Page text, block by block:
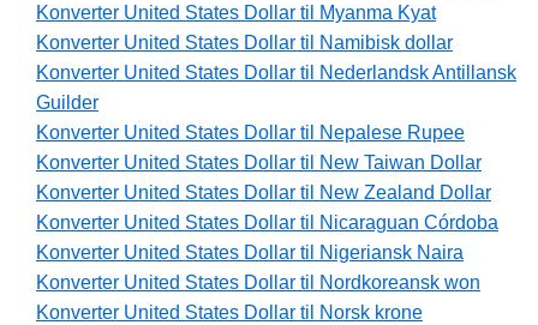
Konverter United States Dollar til Myanma Kyat
Konverter United States Dollar til Namibisk dollar
Konverter United States Dollar til Nederlandsk Antillansk
Guilder
Konverter United States Dollar til Nepalese Rupee
Konverter United States Dollar til New Taiwan Dollar
Konverter United States Dollar til New Zealand Dollar
Konverter United States Dollar til Nicaraguan Córdoba
Konverter United States Dollar til Nigeriansk Naira
Konverter United States Dollar til Nordkoreansk won
Konverter United States Dollar til Norsk krone